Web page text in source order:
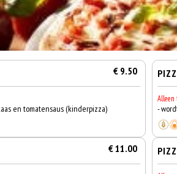
€ 9.50
en tomatensaus (kinderpizza)
Alleen
-
€ 11.00